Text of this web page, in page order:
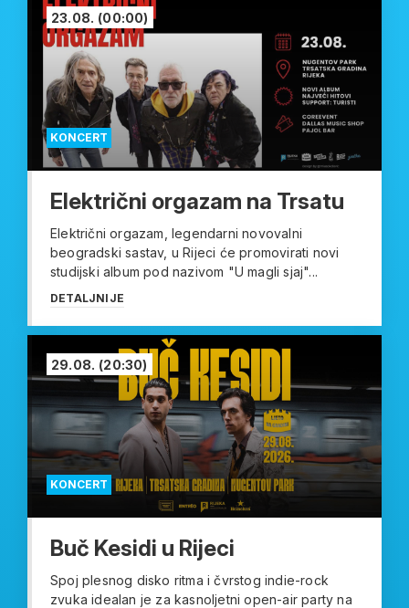
KONCERT
23.08. (00:00)
Električni orgazam na Trsatu
Električni orgazam, legendarni novovalni
beogradski sastav, u Rijeci će promovirati novi
studijski album pod nazivom "U magli sjaj"...
DETALJNIJE
KONCERT
29.08. (20:30)
Buč Kesidi u Rijeci
Spoj plesnog disko ritma i čvrstog indie-rock
zvuka idealan je za kasnoljetni open-air party na